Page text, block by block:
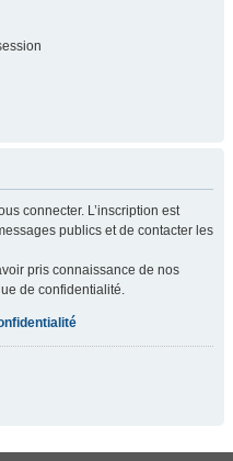
connecter. L’inscription est
publics et de contacter les
pris connaissance de nos
de confidentialité.